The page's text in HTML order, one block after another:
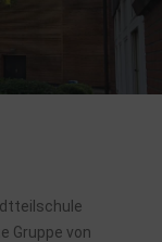
Gruppe von